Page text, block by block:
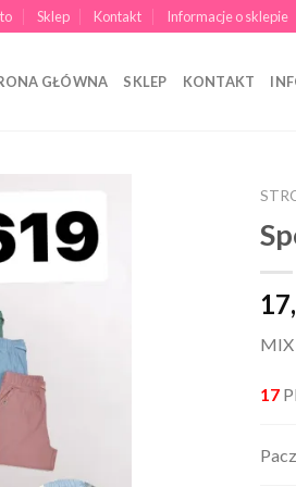
Sklep Kontakt Informacje o sklepie
GŁÓWNA SKLEP KONTAKT
MIX
17